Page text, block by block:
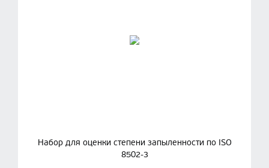
Набор для оценки степени запыленности по ISO
8502-3